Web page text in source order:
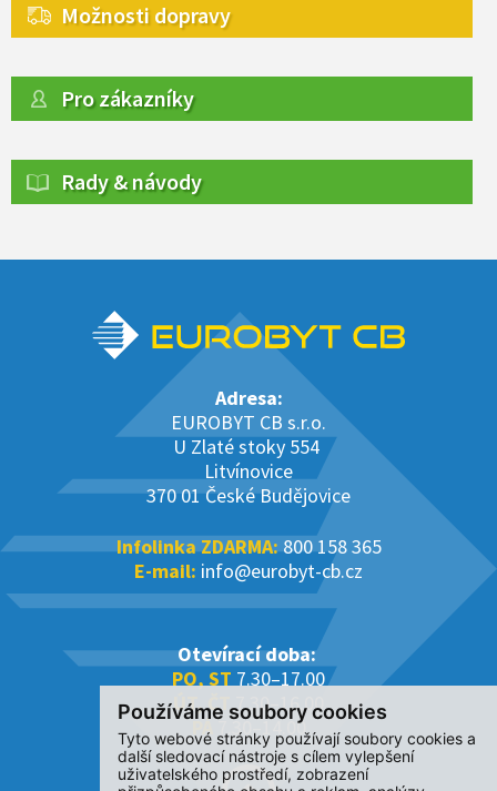
Používáme soubory cookies
Tyto webové stránky používají soubory cookies a
další sledovací nástroje s cílem vylepšení
uživatelského prostředí, zobrazení
Možnosti dopravy
Pro zákazníky
Rady & návody
Adresa:
EUROBYT CB s.r.o.
U Zlaté stoky 554
Litvínovice
370 01 České Budějovice
Infolinka ZDARMA:800 158 365
E-mail: info@eurobyt-cb.cz
Otevírací doba:
PO, ST 7.30–17.00
ÚT, ČT7.30–16.00
PÁ7.30–14.00